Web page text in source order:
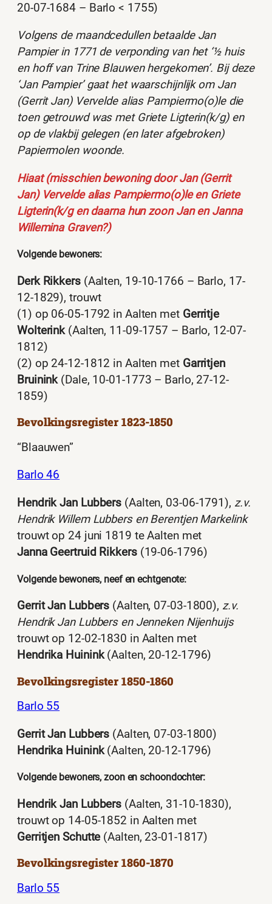
20-07-1684 – Barlo < 1755)
Volgens de maandcedullen betaalde Jan
Pampier in 1771 de verponding van het ‘½ huis
en hoff van Trine Blauwen hergekomen’. Bij deze
‘Jan Pampier’ gaat het waarschijnlijk om Jan
(Gerrit Jan) Vervelde alias Pampiermo(o)le die
toen getrouwd was met Griete Ligterin(k/g) en
op de vlakbij gelegen (en later afgebroken)
Papiermolen woonde.
Hiaat (misschien bewoning door Jan (Gerrit
Jan) Vervelde alias Pampiermo(o)le en Griete
Ligterin(k/g en daarna hun zoon Jan en Janna
Willemina Graven?)
Volgende bewoners:
Derk Rikkers(Aalten, 19-10-1766 – Barlo, 17-
12-1829), trouwt
(1) op 06-05-1792 in Aalten met Gerritje
Wolterink(Aalten, 11-09-1757 – Barlo, 12-07-
1812)
(2) op 24-12-1812 in Aalten met Garritjen
Bruinink(Dale, 10-01-1773 – Barlo, 27-12-
1859)
Bevolkingsregister 1823-1850
“Blaauwen”
Barlo 46
Hendrik Jan Lubbers (Aalten, 03-06-1791), z.v.
Hendrik Willem Lubbers en Berentjen Markelink
trouwt op 24 juni 1819 te Aalten met
Janna Geertruid Rikkers(19-06-1796)
Volgende bewoners, neef en echtgenote:
Gerrit Jan Lubbers (Aalten, 07-03-1800), z.v.
Hendrik Jan Lubbers en Jenneken Nijenhuijs
trouwt op 12-02-1830 in Aalten met
Hendrika Huinink(Aalten, 20-12-1796)
Bevolkingsregister 1850-1860
Barlo 55
Gerrit Jan Lubbers (Aalten, 07-03-1800)
Hendrika Huinink(Aalten, 20-12-1796)
Volgende bewoners, zoon en schoondochter:
Hendrik Jan Lubbers (Aalten, 31-10-1830),
trouwt op 14-05-1852 in Aalten met
Gerritjen Schutte(Aalten, 23-01-1817)
Bevolkingsregister 1860-1870
Barlo 55